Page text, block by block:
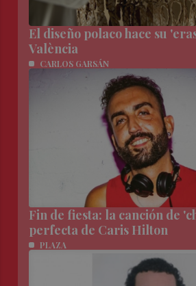
El diseño polaco hace su
València
CARLOS GARSÁN
Fin de fiesta: la canción de
perfecta de Caris Hilton
PLAZA